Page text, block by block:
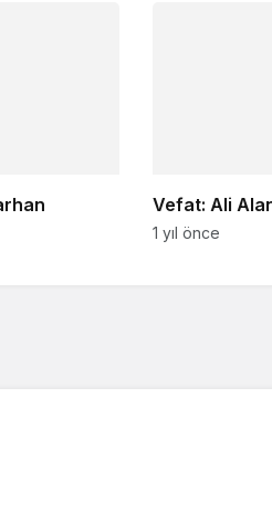
Vefat: Ali
1 yıl önce